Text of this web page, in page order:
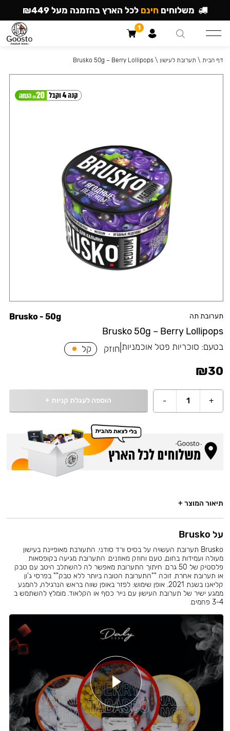
תערובת תה
Brusko 50g – Berry Lollipops
Brusko - 50g
בטעם: סוכריות פטל אוכמניות חוזק קל
₪30
+
1
- הוספה לעגלת קניות +
דף הבית \ תערובת לעישון \
Brusko 50g – Berry Lollipops
תיאור המוצר +
על Brusko
Brusko תערובת העשויה על בסיס ורד סודני. התעורבת מאופיינת בעישון
מעולה ועמידות בחום, טעם וחוזק מאוזנים. התערובת מגיעה בקופסאות
פלסטיק של 50 גרם. חיתוך התערובת מאפשר לה להשתלב היטב עם טבק
או תערובת אחרת. זוכה ""התערובת הטובה ביותר ללא טבק"" בפרסי ג'ון
קליאנו בשנת 2021. אופן שימוש: לפזר באופן שווה בראש הנרגילה, להמנע
ממגע ישיר של תערובת העישון עם נייר כסף או הקלאוד. מומלץ להשתמש ב
3-4 פחמים.
משלוחים חינם לכל הארץ בהזמנה מעל ₪449
1